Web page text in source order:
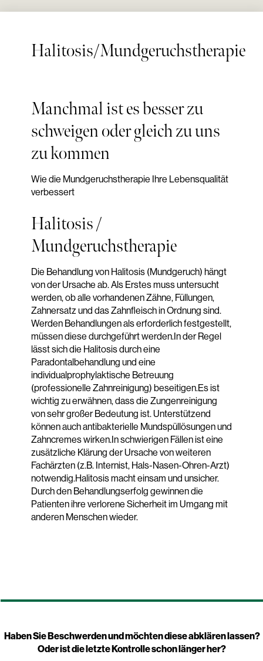
Halitosis/Mundgeruchstherapie
Manchmal ist es besser zu
schweigen oder gleich zu uns
zu kommen
Wie die Mundgeruchstherapie Ihre Lebensqualität
verbessert
Halitosis /
Mundgeruchstherapie
Die Behandlung von Halitosis (Mundgeruch) hängt
von der Ursache ab. Als Erstes muss untersucht
werden, ob alle vorhandenen Zähne, Füllungen,
Zahnersatz und das Zahnfleisch in Ordnung sind.
Werden Behandlungen als erforderlich festgestellt,
müssen diese durchgeführt werden.In der Regel
lässt sich die Halitosis durch eine
Paradontalbehandlung und eine
individualprophylaktische Betreuung
(professionelle Zahnreinigung) beseitigen.Es ist
wichtig zu erwähnen, dass die Zungenreinigung
von sehr großer Bedeutung ist. Unterstützend
können auch antibakterielle Mundspüllösungen und
Zahncremes wirken.In schwierigen Fällen ist eine
zusätzliche Klärung der Ursache von weiteren
Fachärzten (z.B. Internist, Hals-Nasen-Ohren-Arzt)
notwendig.Halitosis macht einsam und unsicher.
Durch den Behandlungserfolg gewinnen die
Patienten ihre verlorene Sicherheit im Umgang mit
anderen Menschen wieder.
Haben Sie Beschwerden und möchten diese abklären lassen?
Oder ist die letzte Kontrolle schon länger her?